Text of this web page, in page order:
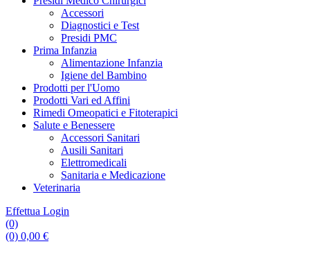
Accessori
Diagnostici e Test
Presidi PMC
Prima Infanzia
Alimentazione Infanzia
Igiene del Bambino
Prodotti per l'Uomo
Prodotti Vari ed Affini
Rimedi Omeopatici e Fitoterapici
Salute e Benessere
Accessori Sanitari
Ausili Sanitari
Elettromedicali
Sanitaria e Medicazione
Veterinaria
Effettua Login
(0)
(0) 0,00 €